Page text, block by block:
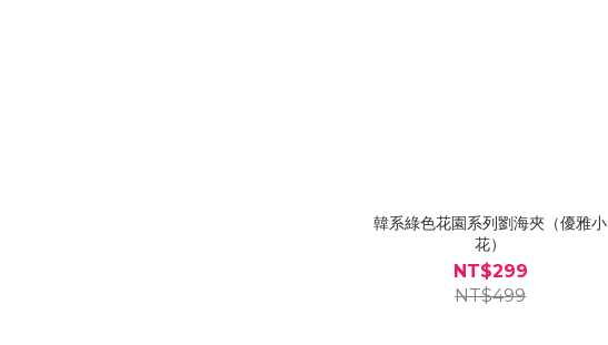
韓系綠色花園系列劉海夾（優雅小
花）
NT$299
NT$499